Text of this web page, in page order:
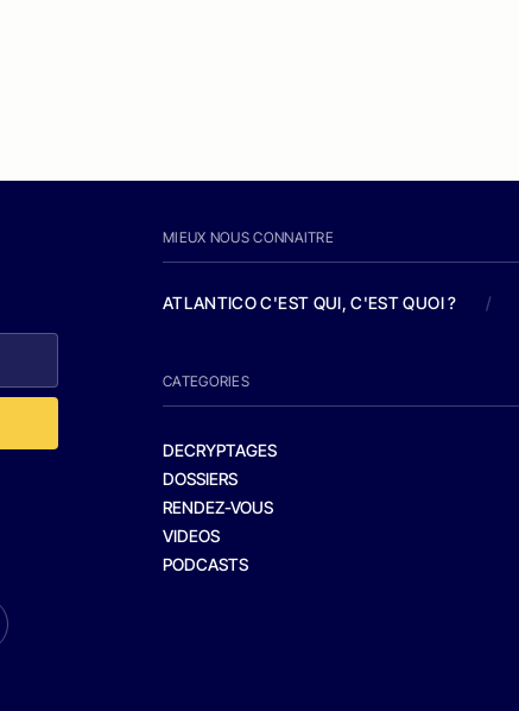
MIEUX NOUS CONNAITRE
ATLANTICO C'EST QUI, C'EST QUOI ? /
CATEGORIES
DECRYPTAGES
DOSSIERS
RENDEZ-VOUS
VIDEOS
PODCASTS